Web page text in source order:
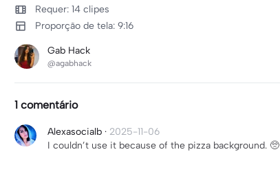
Requer: 14 clipes
Proporção de tela: 9:16
Gab Hack
@agabhack
1 comentário
Alexasocialb · 2025-11-06
I couldn’t use it because of the pizza background. 🥺